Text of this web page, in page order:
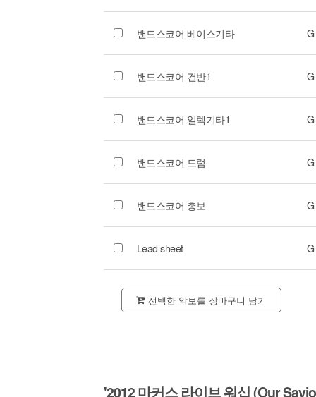
밴드스코어 베이스기타
밴드스코어 건반1
밴드스코어 일렉기타1
밴드스코어 드럼
밴드스코어 총보
Lead sheet
선택한 악보를 장바구니 담기
'2012 마커스 라이브 워십 (Our